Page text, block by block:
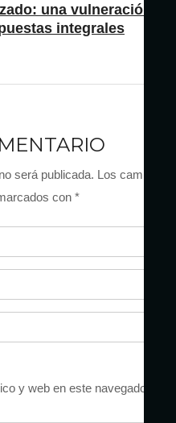
una vulneración
integrales
será publicada. Los campos
con *
y web en este navegador